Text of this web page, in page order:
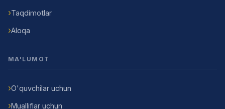
Taqdimotlar
Aloqa
MA'LUMOT
O'quvchilar uchun
Mualliflar uchun